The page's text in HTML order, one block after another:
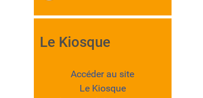
Le Kiosque
Accéder au site
Le Kiosque